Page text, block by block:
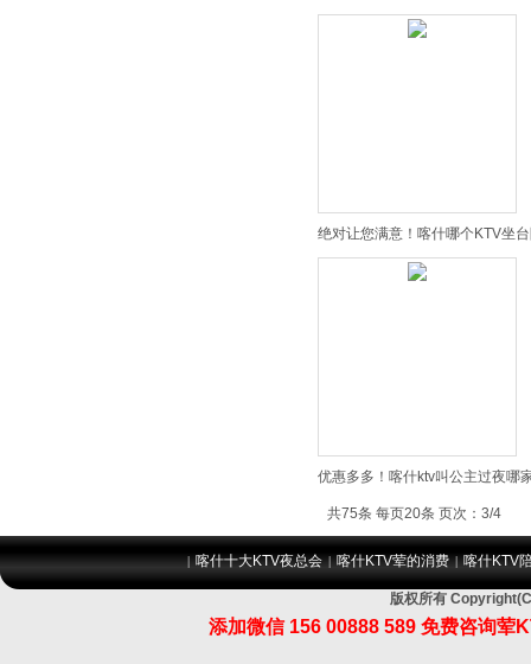
绝对让您满意！喀什哪个KTV坐
优惠多多！喀什ktv叫公主过夜哪
共75条 每页20条 页次：3/4
|喀什十大KTV夜总会 |喀什KTV荤的消费 |喀什KTV
版权所有
添加微信156 00888 589 免费咨询荤